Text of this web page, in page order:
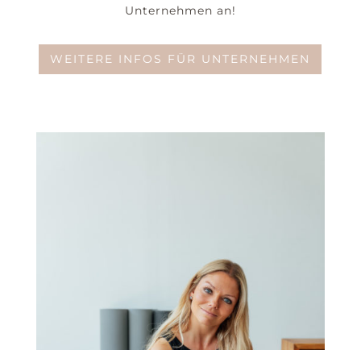
Unternehmen an!
WEITERE INFOS FÜR UNTERNEHMEN